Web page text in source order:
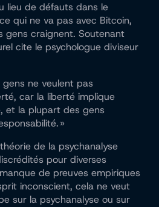
lieu de défauts dans le
qui ne va pas avec Bitcoin,
gens craignent. Soutenant
cite le psychologue diviseur
ne veulent pas
car la liberté implique
et la plupart des gens
»
de la psychanalyse
pour diverses
de preuves empiriques
inconscient, cela ne veut
sur la psychanalyse ou sur